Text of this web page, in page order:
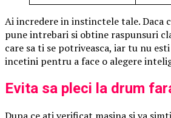
Ai incredere in instinctele tale. Daca
pune intrebari si obtine raspunsuri
care sa ti se potriveasca, iar tu nu
incetini pentru a face o alegere
Evita sa pleci la drum
Dupa ce ati verificat masina si va